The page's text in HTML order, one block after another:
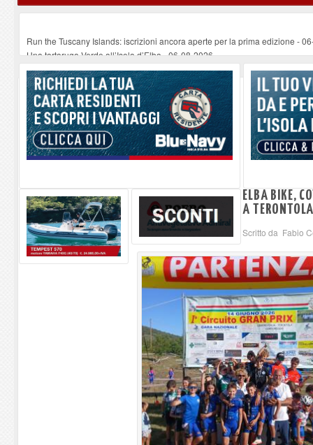
Run the Tuscany Islands: iscrizioni ancora aperte per la prima edizione -
Una tartaruga Verde all’Isola d’Elba-06-08-2026
Furgone in fiamme a Capoliveri, illeso il conducente-06-08-2026
Campo: chiusura della biblioteca comunale in occasione del Santo Patrono
A Carpani si apre la Festa di Liberazione: il programma della prima serata-
ELBA BIKE,
A
Scritto da Fabio